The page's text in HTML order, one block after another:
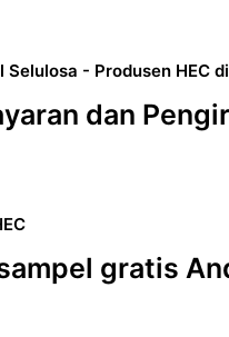
Selulosa - Produsen HEC
dan
gratis